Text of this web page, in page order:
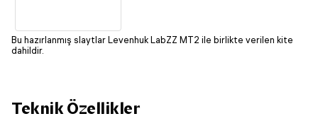
Bu hazırlanmış slaytlar Levenhuk LabZZ MT2 ile birlikte verilen kite
dahildir.
Teknik Özellikler